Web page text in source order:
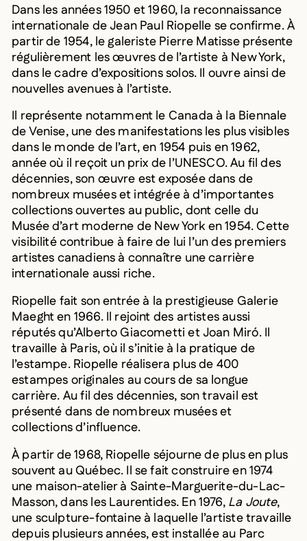
Dans les années 1950 et 1960, la reconnaissance
internationale de Jean Paul Riopelle se confirme. À
partir de 1954, le galeriste Pierre Matisse présente
régulièrement les œuvres de l’artiste à New York,
dans le cadre d’expositions solos. Il ouvre ainsi de
nouvelles avenues à l’artiste.
Il représente notamment le Canada à la Biennale
de Venise, une des manifestations les plus visibles
dans le monde de l’art, en 1954 puis en 1962,
année où il reçoit un prix de l’UNESCO. Au fil des
décennies, son œuvre est exposée dans de
nombreux musées et intégrée à d’importantes
collections ouvertes au public, dont celle du
Musée d’art moderne de New York en 1954. Cette
visibilité contribue à faire de lui l’un des premiers
artistes canadiens à connaître une carrière
internationale aussi riche.
Riopelle fait son entrée à la prestigieuse Galerie
Maeght en 1966. Il rejoint des artistes aussi
réputés qu’Alberto Giacometti et Joan Miró. Il
travaille à Paris, où il s’initie à la pratique de
l’estampe. Riopelle réalisera plus de 400
estampes originales au cours de sa longue
carrière. Au fil des décennies, son travail est
présenté dans de nombreux musées et
collections d’influence.
À partir de 1968, Riopelle séjourne de plus en plus
souvent au Québec. Il se fait construire en 1974
une maison-atelier à Sainte-Marguerite-du-Lac-
Masson, dans les Laurentides. En 1976,La Joute,
une sculpture-fontaine à laquelle l’artiste travaille
depuis plusieurs années, est installée au Parc